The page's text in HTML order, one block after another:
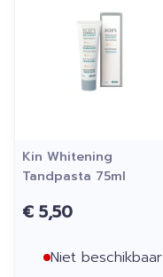
Kin Whitening
Tandpasta 75ml
€ 5,50
Niet beschikbaar